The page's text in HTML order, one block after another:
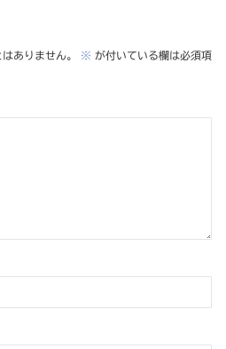
ありません。 ※ が付いている欄は必須項